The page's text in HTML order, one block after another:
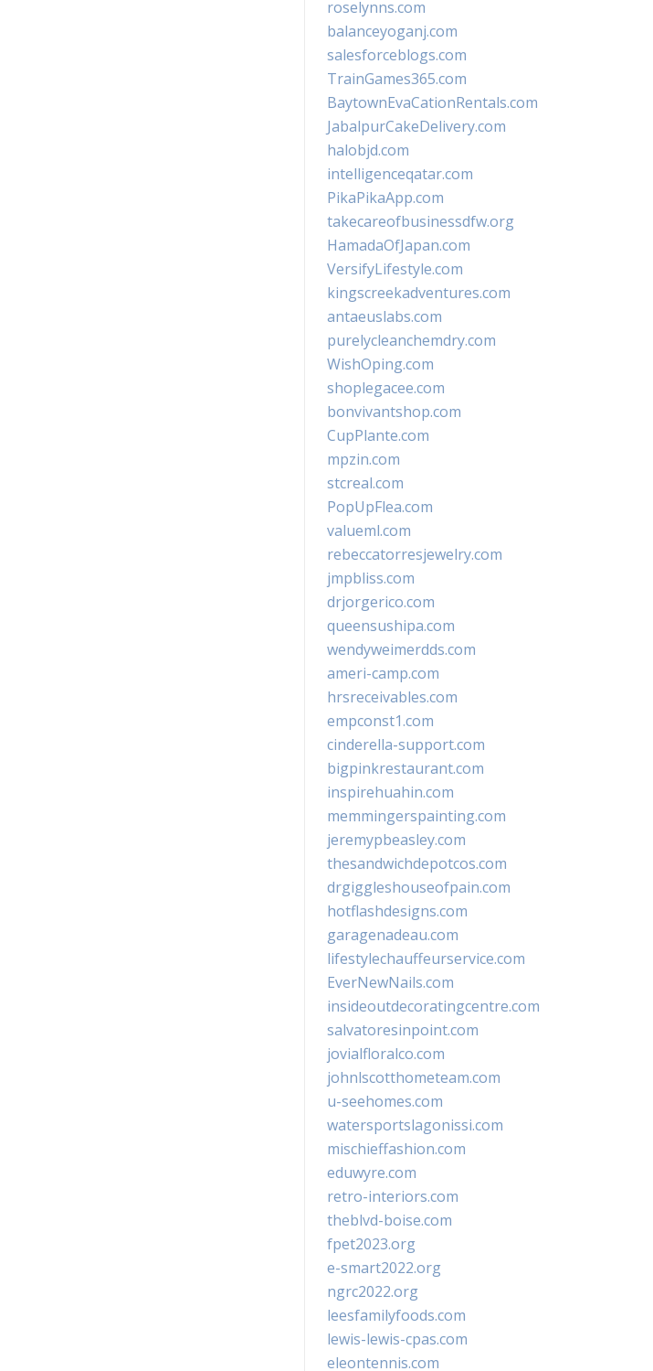
roselynns.com
balanceyoganj.com
salesforceblogs.com
TrainGames365.com
BaytownEvaCationRentals.com
JabalpurCakeDelivery.com
halobjd.com
intelligenceqatar.com
PikaPikaApp.com
takecareofbusinessdfw.org
HamadaOfJapan.com
VersifyLifestyle.com
kingscreekadventures.com
antaeuslabs.com
purelycleanchemdry.com
WishOping.com
shoplegacee.com
bonvivantshop.com
CupPlante.com
mpzin.com
stcreal.com
PopUpFlea.com
valueml.com
rebeccatorresjewelry.com
jmpbliss.com
drjorgerico.com
queensushipa.com
wendyweimerdds.com
ameri-camp.com
hrsreceivables.com
empconst1.com
cinderella-support.com
bigpinkrestaurant.com
inspirehuahin.com
memmingerspainting.com
jeremypbeasley.com
thesandwichdepotcos.com
drgiggleshouseofpain.com
hotflashdesigns.com
garagenadeau.com
lifestylechauffeurservice.com
EverNewNails.com
insideoutdecoratingcentre.com
salvatoresinpoint.com
jovialfloralco.com
johnlscotthometeam.com
u-seehomes.com
watersportslagonissi.com
mischieffashion.com
eduwyre.com
retro-interiors.com
theblvd-boise.com
fpet2023.org
e-smart2022.org
ngrc2022.org
leesfamilyfoods.com
lewis-lewis-cpas.com
eleontennis.com